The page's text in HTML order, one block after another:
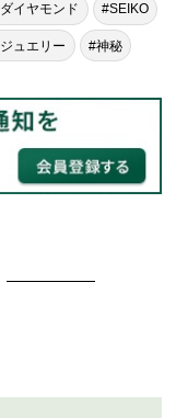
イヤモンド #SEIKO
ュエリー #神秘